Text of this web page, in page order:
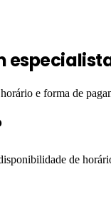
e forma de
de